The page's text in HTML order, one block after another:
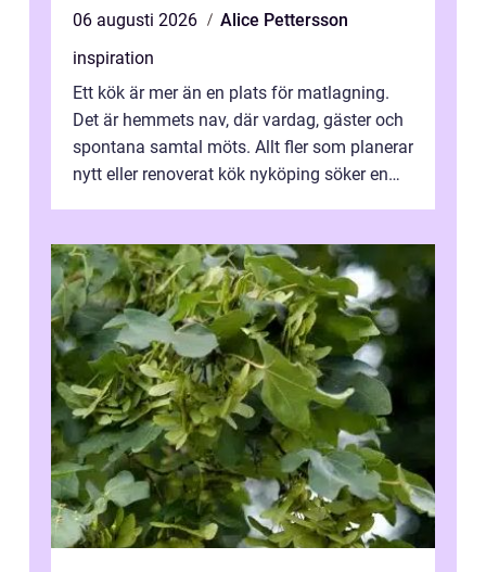
06 augusti 2026
Alice Pettersson
inspiration
Ett kök är mer än en plats för matlagning.
Det är hemmets nav, där vardag, gäster och
spontana samtal möts. Allt fler som planerar
nytt eller renoverat kök nyköping söker en